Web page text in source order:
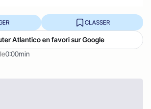
0:00min
CLASSER
Atlantico en favori sur Google